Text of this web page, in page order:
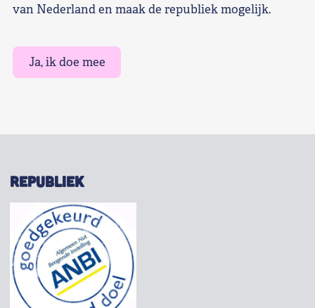
van Nederland en maak de republiek mogelijk.
Ja, ik doe mee
REPUBLIEK